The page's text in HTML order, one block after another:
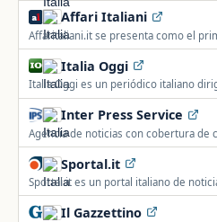
Affari Italiani
Affaritaliani.it se presenta como el
Italia Oggi
Italia Oggi es un periódico italiano
empresas, centrado en legislación,
Inter Press Service
Agencia de noticias con cobertura de
desarrollo sostenible, economía y
Sportal.it
Sportal.it es un portal italiano de
con cobertura de fútbol,
Il Gazzettino